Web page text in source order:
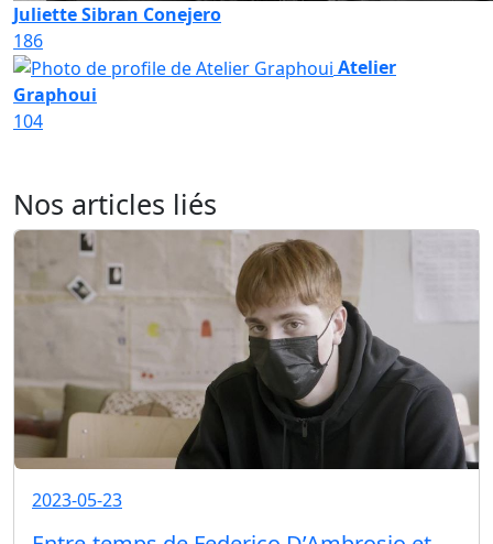
Juliette Sibran Conejero
186
Atelier
Graphoui
104
Nos articles liés
2023-05-23